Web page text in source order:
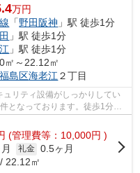
万円
「野田阪神 」駅 徒歩1分
」駅 徒歩1分
」駅 徒歩1分
㎡～22.12㎡
島区海老江 ２丁目
リティ設備がしっかりしてい
となっております。徒歩1分で
(管理費等：10,000円 )
礼金 0.5ヶ月
22.12㎡